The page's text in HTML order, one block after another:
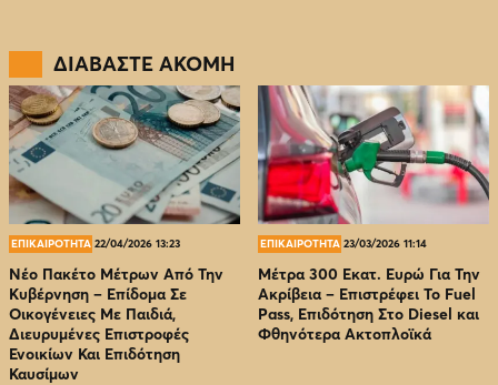
ΔΙΑΒΑΣΤΕ ΑΚΟΜΗ
ΕΠΙΚΑΙΡΟΤΗΤΑ 22/04/2026 13:23
Νέο Πακέτο Μέτρων Από Την
Κυβέρνηση – Επίδομα Σε
Οικογένειες Με Παιδιά,
Διευρυμένες Επιστροφές
Ενοικίων Και Επιδότηση
Καυσίμων
ΕΠΙΚΑΙΡΟΤΗΤΑ 23/03/2026 11:14
Μέτρα 300 Εκατ. Ευρώ Για Την
Ακρίβεια – Επιστρέφει Το Fuel
Pass, Επιδότηση Στο Diesel και
Φθηνότερα Ακτοπλοϊκά